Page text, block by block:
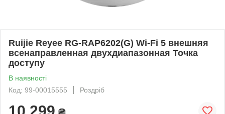
Ruijie Reyee RG-RAP6202(G) Wi-Fi 5 внешняя
всенаправленная двухдиапазонная Точка
доступу
В наявності
Код: 99-00015555
Роздріб
10 299